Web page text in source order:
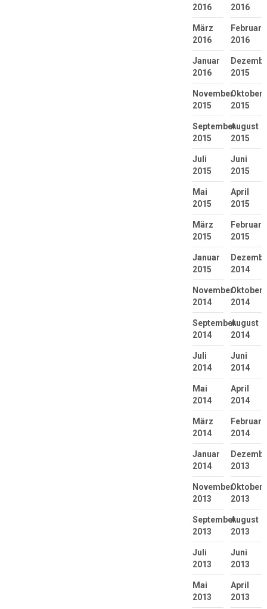
2016 2016
März
2016
Februar
2016
Januar
2016
2015
November
2015
Oktober
2015
September
2015
August
2015
Juli
2015
Juni
2015
Mai
2015
April
2015
März
2015
Februar
2015
Januar
2015
2014
November
2014
Oktober
2014
September
2014
August
2014
Juli
2014
Juni
2014
Mai
2014
April
2014
März
2014
Februar
2014
Januar
2014
2013
November
2013
Oktober
2013
September
2013
August
2013
Juli
2013
Juni
2013
Mai
2013
April
2013